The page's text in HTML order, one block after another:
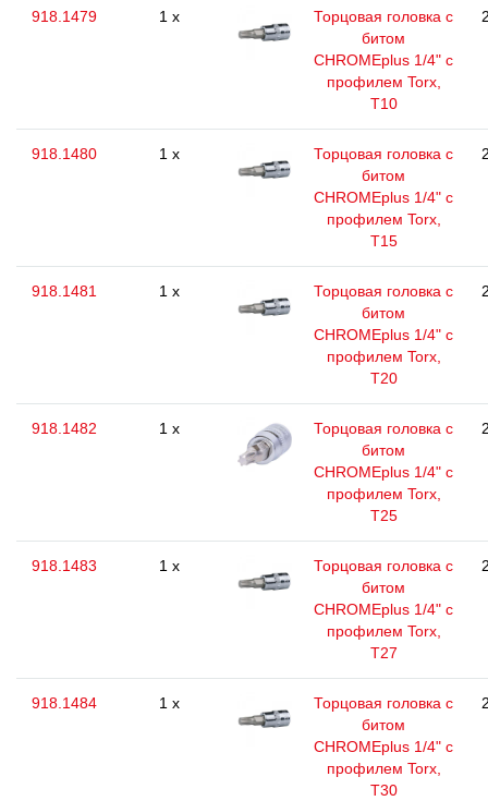
918.1479 1 x
Торцовая головка с
битом
CHROMEplus 1/4" с
профилем Torx,
T10
918.1480 1 x
Торцовая головка с
битом
CHROMEplus 1/4" с
профилем Torx,
T15
918.1481 1 x
Торцовая головка с
битом
CHROMEplus 1/4" с
профилем Torx,
T20
918.1482 1 x
Торцовая головка с
битом
CHROMEplus 1/4" с
профилем Torx,
T25
918.1483 1 x
Торцовая головка с
битом
CHROMEplus 1/4" с
профилем Torx,
T27
918.1484 1 x
Торцовая головка с
битом
CHROMEplus 1/4" с
профилем Torx,
T30